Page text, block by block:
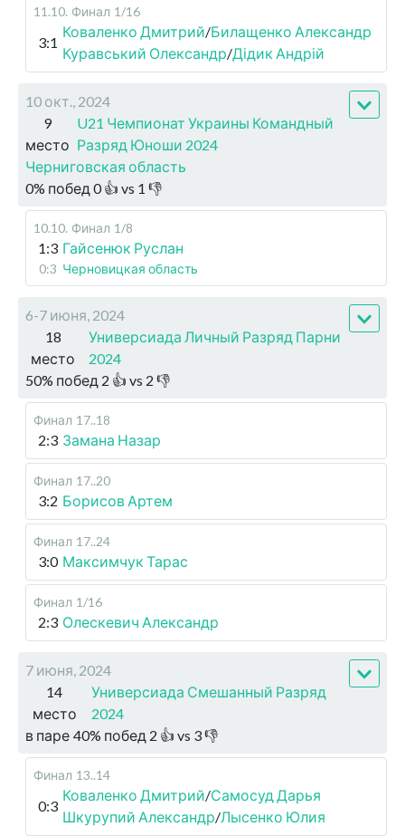
11.10. Финал 1/16
3:1
Коваленко Дмитрий/Билащенко Александр
Куравський Олександр/Дідик Андрій
10 окт., 2024
9
место
U21 Чемпионат Украины Командный
Разряд Юноши 2024
Черниговская область
0% побед 0👍 vs 1 👎
10.10. Финал 1/8
1:3 Гайсенюк Руслан
0:3 Черновицкая область
6-7 июня, 2024
18
место
Универсиада Личный Разряд Парни
2024
50% побед 2 👍 vs 2 👎
Финал 17..18
2:3 Замана Назар
Финал 17..20
3:2 Борисов Артем
Финал 17..24
3:0 Максимчук Тарас
Финал 1/16
2:3 Олескевич Александр
7 июня, 2024
14
место
Универсиада Смешанный Разряд
2024
в паре 40% побед 2 👍 vs 3👎
Финал 13..14
0:3
Коваленко Дмитрий/Самосуд Дарья
Шкурупий Александр/Лысенко Юлия